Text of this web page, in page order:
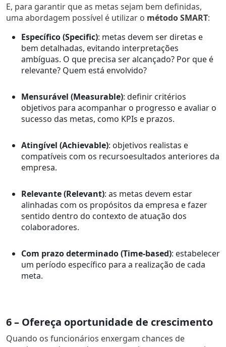
E, para garantir que as metas sejam bem definidas,
uma abordagem possível é utilizar o método SMART:
Específico (Specific): metas devem ser diretas e
bem detalhadas, evitando interpretações
ambíguas. O que precisa ser alcançado? Por que é
relevante? Quem está envolvido?
Mensurável (Measurable): definir critérios
objetivos para acompanhar o progresso e avaliar o
sucesso das metas, como KPIs e prazos.
Atingível (Achievable): objetivos realistas e
compatíveis com os recursoesultados anteriores da
empresa.
Relevante (Relevant): as metas devem estar
alinhadas com os propósitos da empresa e fazer
sentido dentro do contexto de atuação dos
colaboradores.
Com prazo determinado (Time-based): estabelecer
um período específico para a realização de cada
meta.
6 – Ofereça oportunidade de crescimento
Quando os funcionários enxergam chances de